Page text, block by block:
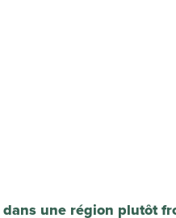
une région plutôt